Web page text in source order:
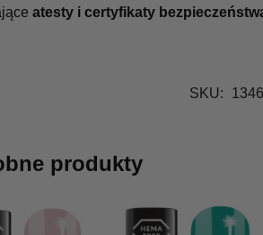
atesty i certyfikaty
SKU:
produkty